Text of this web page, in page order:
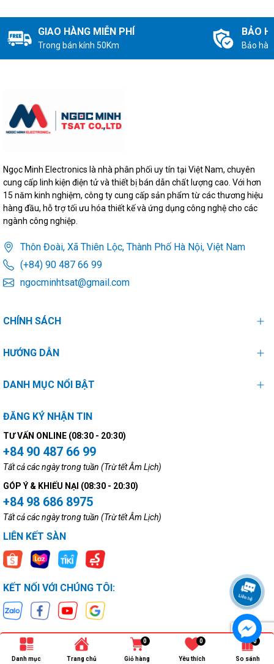
GIAO HÀNG MIỄN PHÍ
Trong bán kính 50Km
BẢO
Bảo
Ngọc Minh Electronics là nhà phân phối uy tín tại Việt Nam, chuyên
cung cấp linh kiện điện tử và thiết bị bán dẫn chất lượng cao. Với hơn
15 năm kinh nghiệm, công ty cung cấp sản phẩm từ các thương hiệu
hàng đầu, hỗ trợ tối ưu hóa thiết kế và ứng dụng công nghệ cho các
ngành công nghiệp.
Thôn Đoài, Xã Thiên Lộc, Thành Phố Hà Nội, Việt Nam
(+84) 90 487 66 99
ngocminhtsat@gmail.com
CHÍNH SÁCH
HƯỚNG DẪN
DANH MỤC NỔI BẬT
ĐĂNG KÝ NHẬN TIN
TƯ VẤN ONLINE (08:30 - 20:30)
+84 90 487 66 99
Tất cả các ngày trong tuần (Trừ tết Âm Lịch)
GÓP Ý & KHIẾU NẠI (08:30 - 20:30)
+84 98 686 8975
Tất cả các ngày trong tuần (Trừ tết Âm Lịch)
LIÊN KẾT SÀN
KẾT NỐI VỚI CHÚNG TÔI:
Danh mục Trang chủ Giỏ hàng
0
Yêu thích
0
So sánh
0